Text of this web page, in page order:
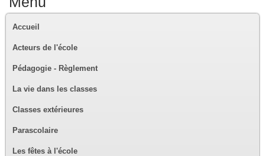
Accueil
Acteurs de l'école
Pédagogie - Règlement
La vie dans les classes
Classes extérieures
Parascolaire
Les fêtes à l'école